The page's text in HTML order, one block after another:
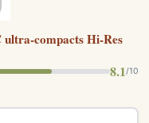
ultra-compacts Hi-Res
8.1/10